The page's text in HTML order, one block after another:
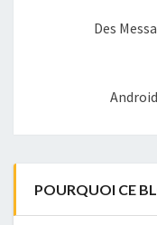
Des
POURQUOI CE